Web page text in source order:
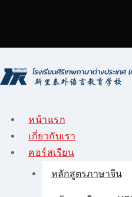
หน้าแรก
เกี่ยวกับเรา
คอร์สเรียน
หลักสูตรภาษาจีน